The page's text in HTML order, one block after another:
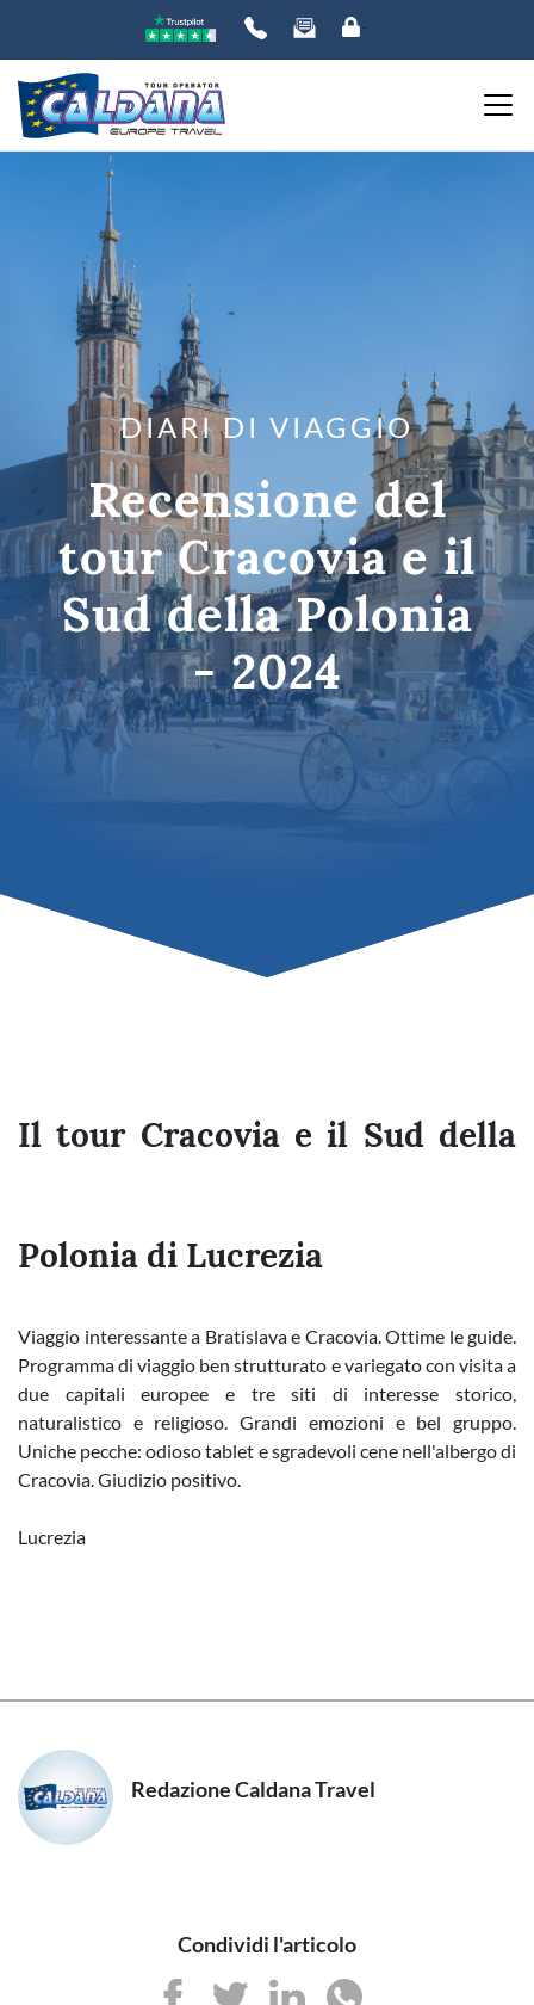
DIARI DI VIAGGIO
Recensione del
tour Cracovia e il
Sud della Polonia
- 2024
Il tour Cracovia e il Sud della
Polonia di Lucrezia
Viaggio interessante a Bratislava e Cracovia. Ottime le guide.
Programma di viaggio ben strutturato e variegato con visita a
due capitali europee e tre siti di interesse storico,
naturalistico e religioso. Grandi emozioni e bel gruppo.
Uniche pecche: odioso tablet e sgradevoli cene nell'albergo di
Cracovia. Giudizio positivo.
Lucrezia
Redazione Caldana Travel
Condividi l'articolo